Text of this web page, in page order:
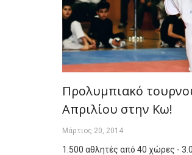
Προλυμπιακό
Απριλίου στην Κω!
Μάρτιος 20, 2014
1.500 αθλητές από 40 χώρες -